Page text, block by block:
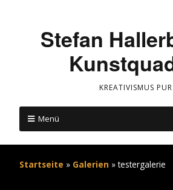
Stefan
KREATIVISMUS PUR
Menü
Startseite » Galerien »testergalerie